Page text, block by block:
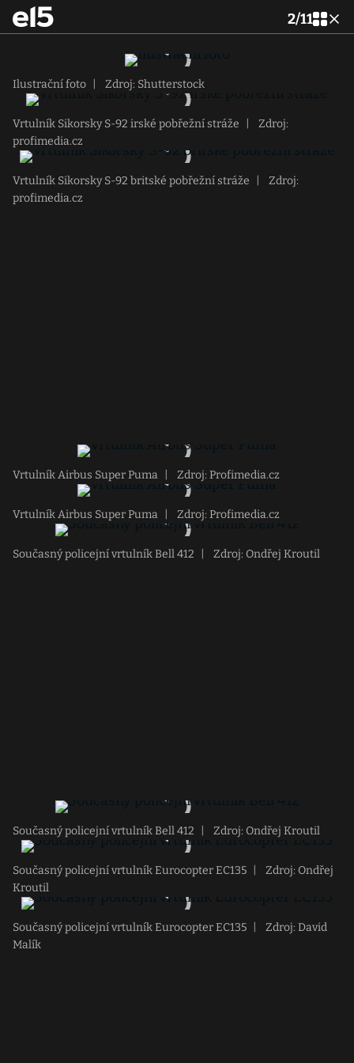
2/11
Ilustrační foto Zdroj: Shutterstock
Vrtulník Sikorsky S-92 irské pobřežní stráže
Zdroj:
profimedia.cz
Vrtulník Sikorsky S-92 britské pobřežní stráže
Zdroj:
profimedia.cz
Vrtulník Airbus Super Puma Zdroj: Profimedia.cz
Vrtulník Airbus Super Puma Zdroj: Profimedia.cz
Současný policejní vrtulník Bell 412 Zdroj: Ondřej Kroutil
Současný policejní vrtulník Bell 412 Zdroj: Ondřej Kroutil
Současný policejní vrtulník Eurocopter EC135
Zdroj: Ondřej
Kroutil
Současný policejní vrtulník Eurocopter EC135
Zdroj: David
Malík